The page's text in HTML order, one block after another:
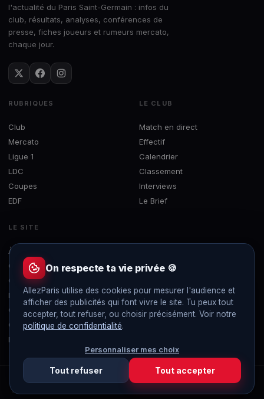
l'actualité du Paris Saint-Germain : infos du
club, résultats, analyses, conférences de
presse, fiches joueurs et rumeurs mercato,
chaque jour.
RUBRIQUES
Club
Mercato
Ligue 1
LDC
Coupes
EDF
LE CLUB
Match en direct
Effectif
Calendrier
Classement
Interviews
Le Brief
LE SITE
À propos
Concours
Contact
Mentions légales
Confidentialité
Gérer les cookies
Flux RSS
© 2019-2026 AllezParis — Tous droits réservés
Site 100% indépendant et sans publicité, non affilié au Paris Saint-Germain
On respecte ta vie privée 🍪
AllezParis utilise des cookies pour mesurer l'audience et
afficher des publicités qui font vivre le site. Tu peux tout
accepter, tout refuser, ou choisir précisément. Voir notre
politique de confidentialité.
Personnaliser mes choix
Tout refuser Tout accepter